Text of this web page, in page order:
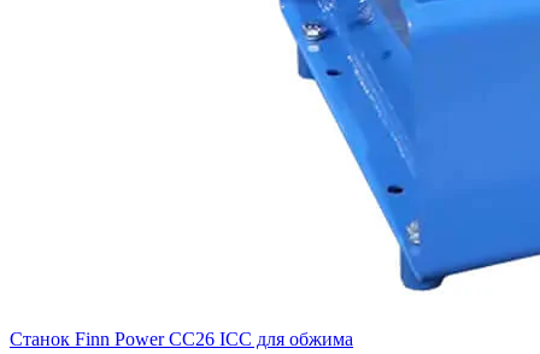
Станок Finn Power CC26 ICC для обжима